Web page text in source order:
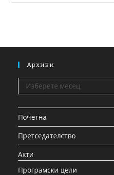
Архиви
Изберете месец
Почетна
Претседателство
Акти
Програмски цели